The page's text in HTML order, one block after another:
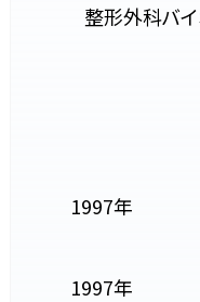
整形外科バ
1997年
1997年